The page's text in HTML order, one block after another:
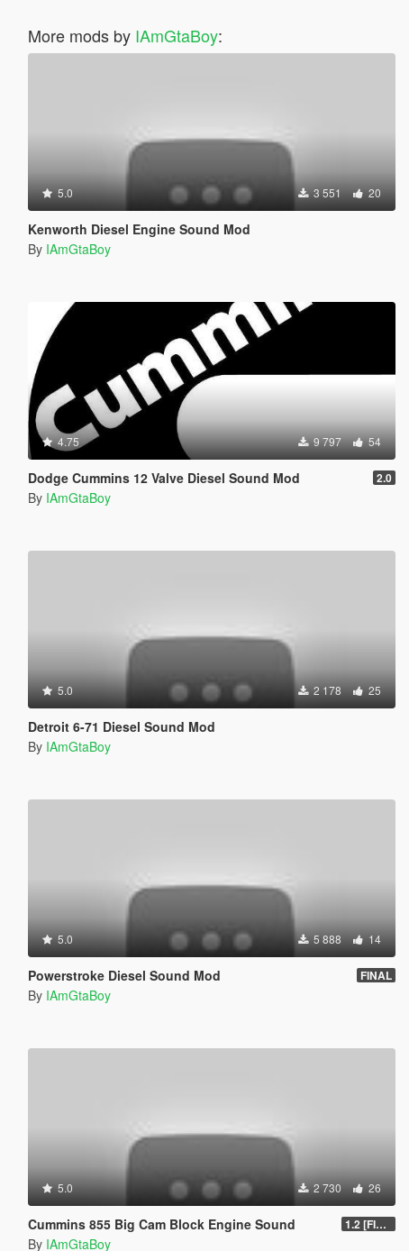
More mods by IAmGtaBoy:
5.0 3 551 20
Kenworth Diesel Engine Sound Mod
By IAmGtaBoy
4.75 9 797 54
Dodge Cummins 12 Valve Diesel Sound Mod 2.0
By IAmGtaBoy
5.0 2 178 25
Detroit 6-71 Diesel Sound Mod
By IAmGtaBoy
5.0 5 888 14
Powerstroke Diesel Sound Mod FINAL
By IAmGtaBoy
5.0 2 730 26
Cummins 855 Big Cam Block Engine Sound 1.2 [FINAL]
By IAmGtaBoy